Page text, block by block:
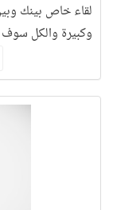
لقاء خاص بينك
وكبيرة والكل